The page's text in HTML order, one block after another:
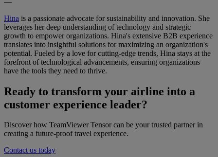
Hina is a passionate advocate for sustainability and innovation. She
leverages her deep understanding of technology and strategic
growth to empower organizations. Hina's extensive B2B experience
translates into insightful solutions for maximizing an organization's
potential. Fueled by a love for cutting-edge trends, Hina stays at the
forefront of technological advancements, ensuring organizations
have the tools they need to thrive.
Ready to transform your airline into a
customer experience leader?
Discover how TeamViewer Tensor can be your trusted partner in
creating a future-proof travel experience.
Contact us today